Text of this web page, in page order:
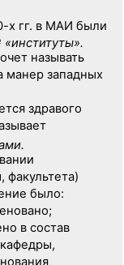
х гг. в МАИ были
«институты».
называть
манер западных
здравого
факультета)
было:
в состав